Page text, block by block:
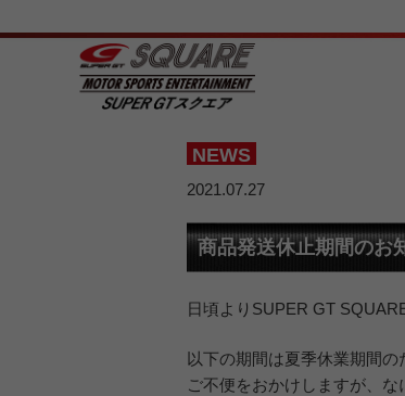
NEWS
2021.07.27
商品発送休止期間のお
日頃よりSUPER GT
以下の期間は夏季休業期間の
ご不便をおかけしますが、な